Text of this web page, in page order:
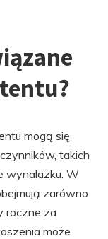
mogą się
takich
wynalazku. W
zarówno
roczne za
może